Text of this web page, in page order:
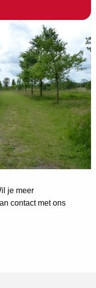
je meer
contact met ons